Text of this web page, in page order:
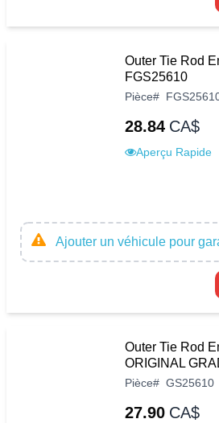
Outer Tie Rod
FGS25610
Pièce#
28.84 CA$
Aperçu Rapide
Ajouter un véhicule pour
Outer Tie Rod
ORIGINAL
Pièce# GS25610
27.90 CA$